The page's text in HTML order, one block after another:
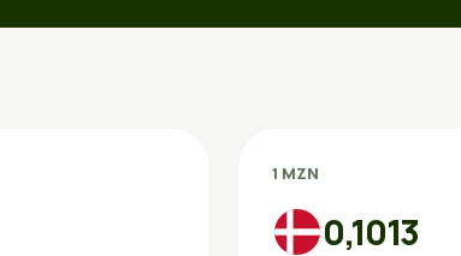
1 MZN
0,1013